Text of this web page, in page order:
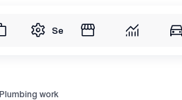
Service
Plumbing work